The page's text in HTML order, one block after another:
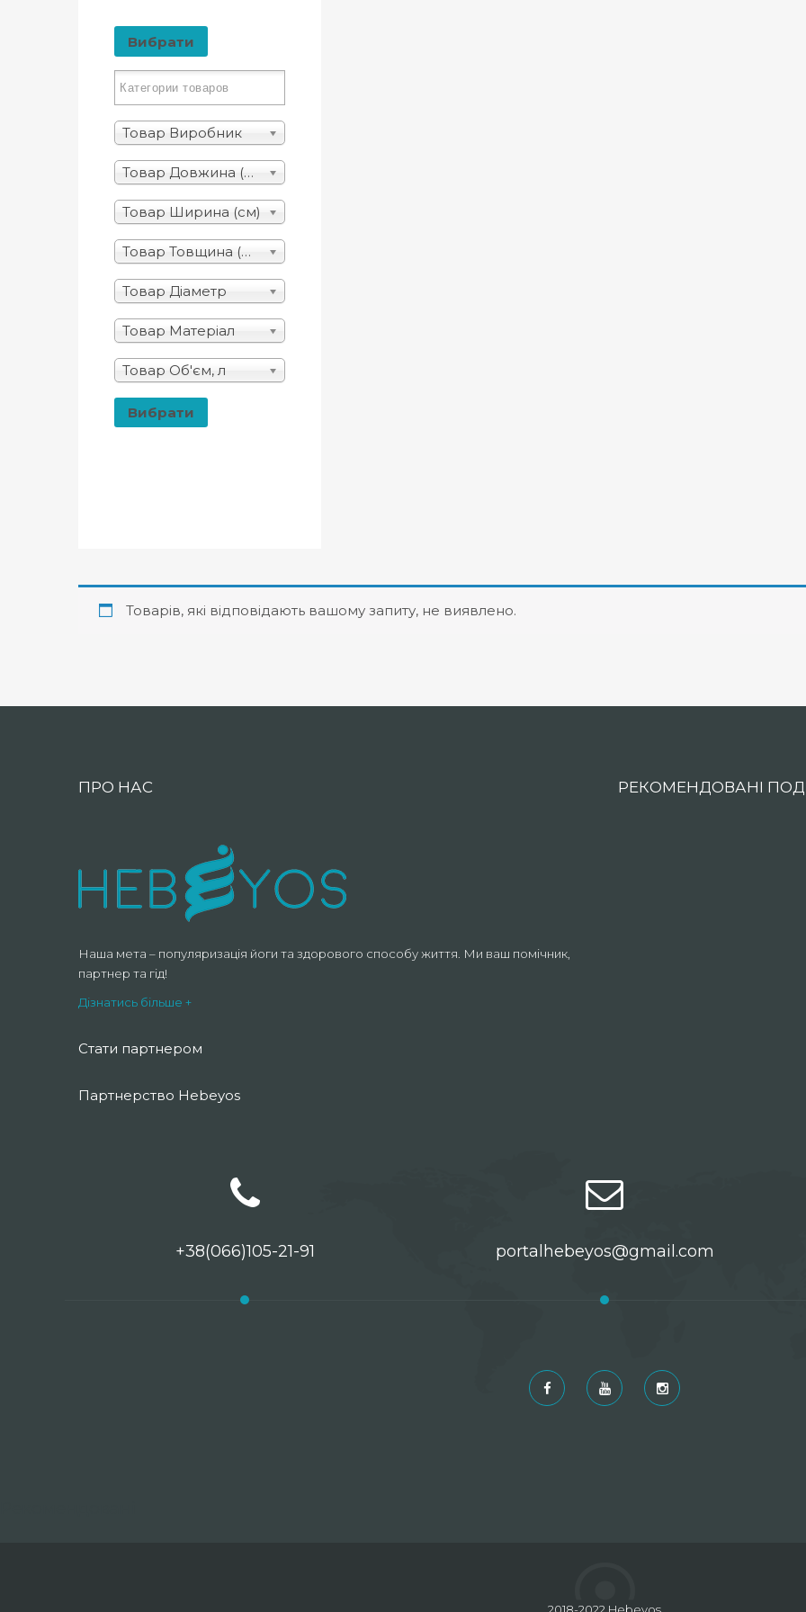
Вибрати
Товар Виробник
Товар Довжина (см)
Товар Ширина (см)
Товар Товщина (мм)
Товар Діаметр
Товар Матеріал
Товар Об'єм, л
Вибрати
Товарів, які відповідають вашому запиту, не виявлено.
ПРО НАС
Наша мета – популяризація йоги та здорового способу життя. Ми ваш помічник,
партнер та гід!
Дізнатись більше +
Стати партнером
Партнерство Hebeyos
РЕКОМЕНДОВАНІ
+38(066)105-21-91 portalhebeyos@gmail.com